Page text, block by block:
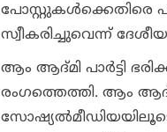
പോസ്റ്റുകള്‍ക്കെതിരെ
സ്വീകരിച്ചുവെന്ന്
ആം ആദ്മി പാര്‍ട്ടി
രംഗത്തെത്തി. ആം
സോഷ്യല്‍മീഡിയയിലൂടെ